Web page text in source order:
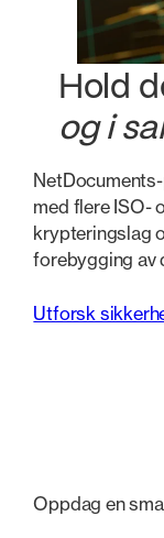
Hold
og i
med flere ISO-
krypteringslag
forebygging av
Utforsk
Oppdag en